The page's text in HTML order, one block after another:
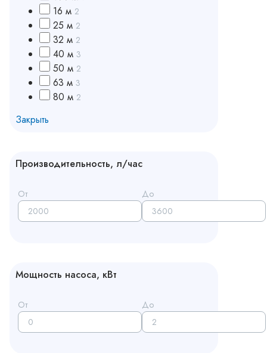
16 м 2
25 м 2
32 м 2
40 м 3
50 м 2
63 м 3
80 м 2
Закрыть
Производительность, л/час
От До
Мощность насоса, кВт
От До